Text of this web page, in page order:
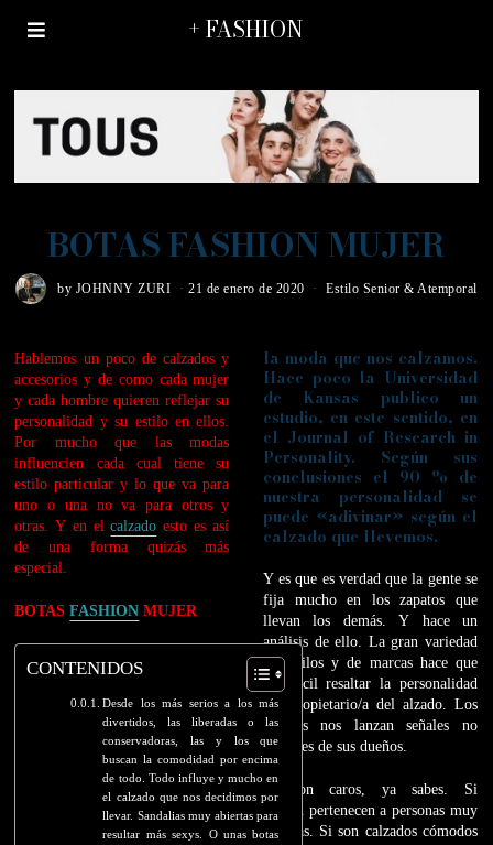
+ FASHION
BOTAS FASHION MUJER
by JOHNNY ZURI 21 de enero de 2020 Estilo Senior & Atemporal
Hablemos un poco de calzados y
accesorios y de como cada mujer
y cada hombre quieren reflejar su
personalidad y su estilo en ellos.
Por mucho que las modas
influencien cada cual tiene su
estilo particular y lo que va para
uno o una no va para otros y
otras. Y en elcalzado esto es así
de una forma quizás más
especial.
BOTASFASHION MUJER
CONTENIDOS
Desde los más serios a los más
divertidos, las liberadas o las
conservadoras, las y los que
buscan la comodidad por encima
de todo. Todo influye y mucho en
el calzado que nos decidimos por
llevar. Sandalias muy abiertas para
resultar más sexys. O unas botas
la moda que nos calzamos.
Hace poco la Universidad
de Kansas publico un
estudio, en este sentido, en
el Journal of Research in
Personality. Según sus
conclusiones el 90 % de
nuestra personalidad se
puede «adivinar» según el
calzado que llevemos.
Y es que es verdad que la gente se
fija mucho en los zapatos que
llevan los demás. Y hace un
análisis de ello. La gran variedad
de estilos y de marcas hace que
sea fácil resaltar la personalidad
del propietario/a del alzado. Los
zapatos nos lanzan señales no
verbales de sus dueños.
Si son caros, ya sabes. Si
brillan pertenecen a personas muy
prolijas. Si son calzados cómodos